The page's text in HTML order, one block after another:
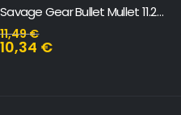
Savage Gear Bullet Mullet 11.2cm
11,49€
10,34 €